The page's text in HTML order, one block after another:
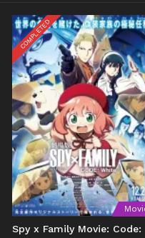
COMPLETED
Spy x Family Movie: Code: